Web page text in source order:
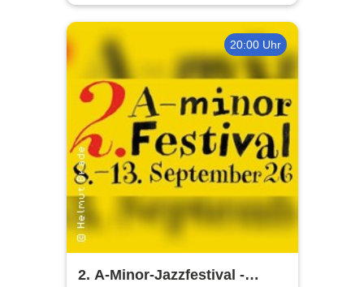
20:00 Uhr
2. A-Minor-Jazzfestival -